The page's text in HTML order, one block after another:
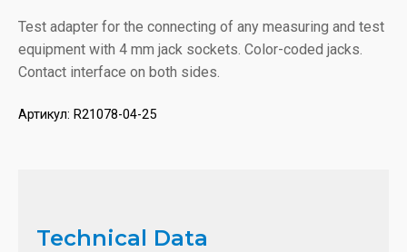
Test adapter for the connecting of any measuring and test
equipment with 4 mm jack sockets. Color-coded jacks.
Contact interface on both sides.
Артикул: R21078-04-25
Technical Data